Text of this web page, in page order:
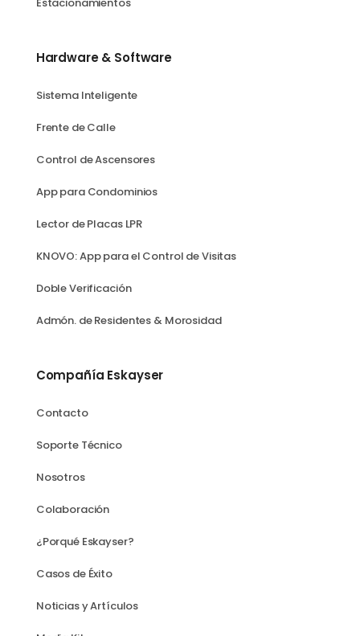
Hardware & Software
Sistema Inteligente
Frente de Calle
Control de Ascensores
App para Condominios
Lector de Placas LPR
KNOVO: App para el Control de Visitas
Doble Verificación
Admón. de Residentes & Morosidad
Compañía Eskayser
Contacto
Soporte Técnico
Nosotros
Colaboración
¿Porqué Eskayser?
Casos de Éxito
Noticias y Artículos